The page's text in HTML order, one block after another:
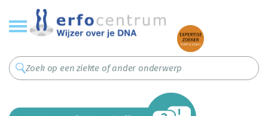
Overslaan
en
naar
inhoud
gaan